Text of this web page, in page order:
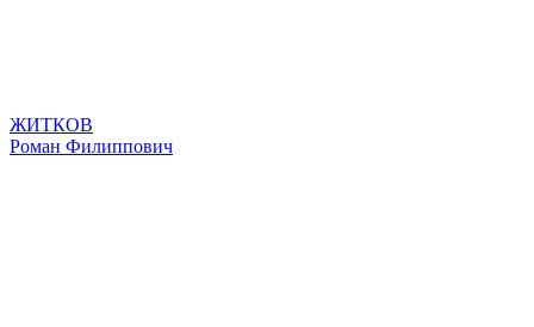
ЖИТКОВ
Роман Филиппович